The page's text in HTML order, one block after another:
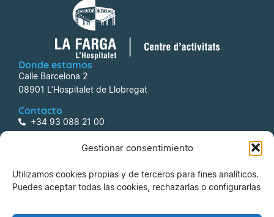
Gestionar consentimiento
Utilizamos cookies propias y de terceros para fines analíticos.
Puedes aceptar todas las cookies, rechazarlas o configurarlas
Donde estamos
Calle Barcelona 2
08901 L’Hospitalet de Llobregat
Contacto
+34 93 088 21 00
centreactivitats@lafarga.com
Información
Aviso legal